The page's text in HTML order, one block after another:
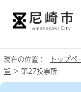
現在の位置： トップペ
覧 > 第27投票所